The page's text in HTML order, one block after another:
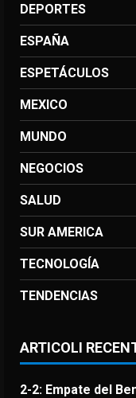
DEPORTES
ESPAÑA
ESPETÁCULOS
MEXICO
MUNDO
NEGOCIOS
SALUD
SUR AMERICA
TECNOLOGÍA
TENDENCIAS
ARTICOLI
2-2: Empate del